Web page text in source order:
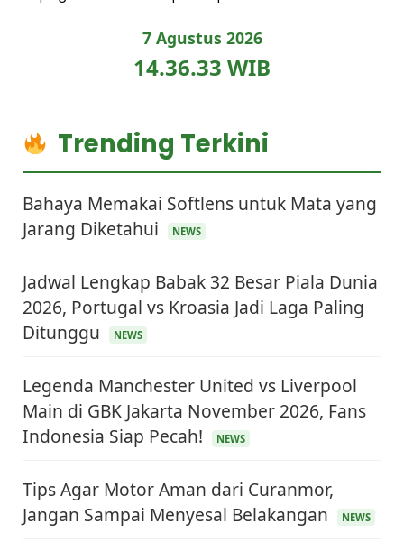
7 Agustus 2026
14.36.34 WIB
Trending Terkini
Bahaya Memakai Softlens untuk Mata yang
Jarang Diketahui
NEWS
Jadwal Lengkap Babak 32 Besar Piala Dunia
2026, Portugal vs Kroasia Jadi Laga Paling
Ditunggu
NEWS
Legenda Manchester United vs Liverpool
Main di GBK Jakarta November 2026, Fans
Indonesia Siap Pecah!
NEWS
Tips Agar Motor Aman dari Curanmor,
Jangan Sampai Menyesal Belakangan
NEWS